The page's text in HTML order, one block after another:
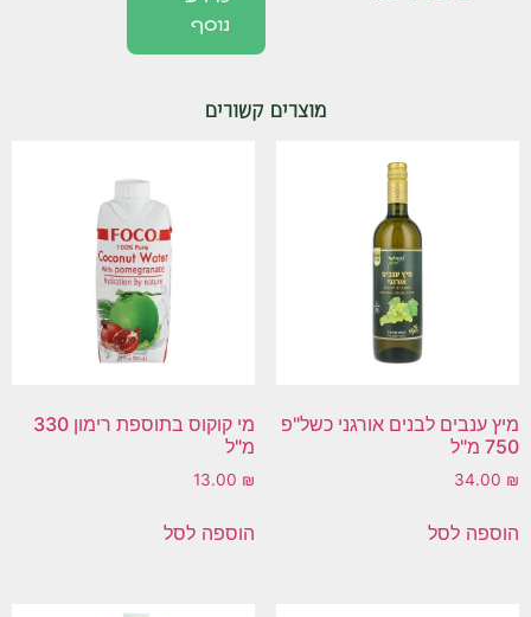
נוסף
מוצרים קשורים
מיץ ענבים לבנים אורגני כשל"פ
750 מ"ל
34.00 ₪
הוספה לסל
מי קוקוס בתוספת רימון 330
מ"ל
13.00 ₪
הוספה לסל